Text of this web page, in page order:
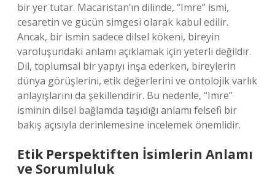
bir yer tutar. Macaristan’ın dilinde, “Imre” ismi,
cesaretin ve gücün simgesi olarak kabul edilir.
Ancak, bir ismin sadece dilsel kökeni, bireyin
varoluşundaki anlamı açıklamak için yeterli değildir.
Dil, toplumsal bir yapıyı inşa ederken, bireylerin
dünya görüşlerini, etik değerlerini ve ontolojik varlık
anlayışlarını da şekillendirir. Bu nedenle, “Imre”
isminin dilsel bağlamda taşıdığı anlamı felsefi bir
bakış açısıyla derinlemesine incelemek önemlidir.
Etik Perspektiften İsimlerin Anlamı
ve Sorumluluk